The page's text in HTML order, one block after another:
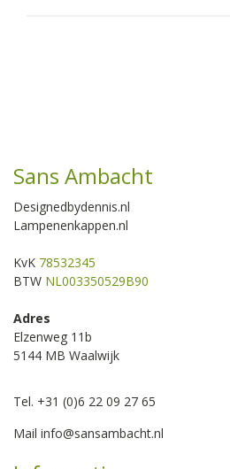
Sans Ambacht
Designedbydennis.nl
Lampenenkappen.nl
KvK 78532345
BTW NL003350529B90
Adres
Elzenweg 11b
5144 MB Waalwijk
Tel. +31 (0)6 22 09 27 65
Mail info@sansambacht.nl